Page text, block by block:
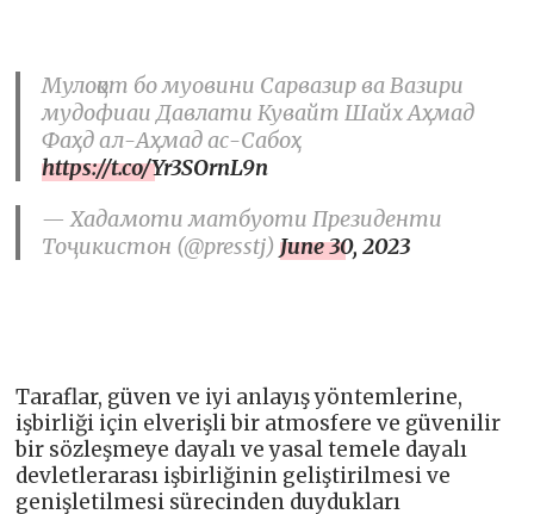
Мулоқот бо муовини Сарвазир ва Вазири
мудофиаи Давлати Кувайт Шайх Аҳмад
Фаҳд ал-Аҳмад ас-Сабоҳ
https://t.co/Yr3SOrnL9n
— Хадамоти матбуоти Президенти
Тоҷикистон (@presstj)June 30, 2023
Taraflar, güven ve iyi anlayış yöntemlerine,
işbirliği için elverişli bir atmosfere ve güvenilir
bir sözleşmeye dayalı ve yasal temele dayalı
devletlerarası işbirliğinin geliştirilmesi ve
genişletilmesi sürecinden duydukları